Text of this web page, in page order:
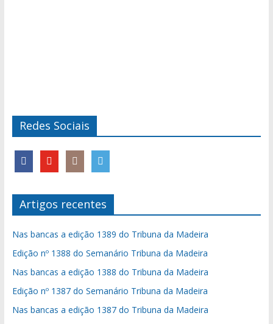
Redes Sociais
Artigos recentes
Nas bancas a edição 1389 do Tribuna da Madeira
Edição nº 1388 do Semanário Tribuna da Madeira
Nas bancas a edição 1388 do Tribuna da Madeira
Edição nº 1387 do Semanário Tribuna da Madeira
Nas bancas a edição 1387 do Tribuna da Madeira